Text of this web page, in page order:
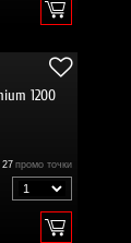
1200
27 промо точки